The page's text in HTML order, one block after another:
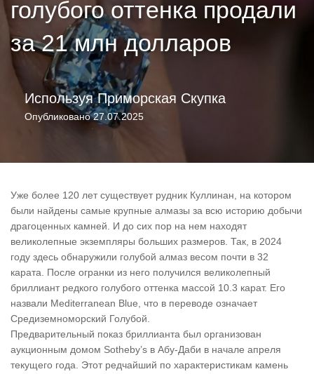
голубого оттенка продали
за 21 млн долларов
ИспользуяПриморская Скупка
Опубликовано27.07.2025
Уже более 120 лет существует рудник Куллинан, на котором
были найдены самые крупные алмазы за всю историю добычи
драгоценных камней. И до сих пор на нем находят
великолепные экземпляры больших размеров. Так, в 2024
году здесь обнаружили голубой алмаз весом почти в 32
карата. После огранки из него получился великолепный
бриллиант редкого голубого оттенка массой 10.3 карат. Его
назвали Mediterranean Blue, что в переводе означает
Средиземноморский Голубой.
Предварительный показ бриллианта был организован
аукционным домом Sotheby’s в Абу-Даби в начале апреля
текущего года. Этот редчайший по характеристикам камень